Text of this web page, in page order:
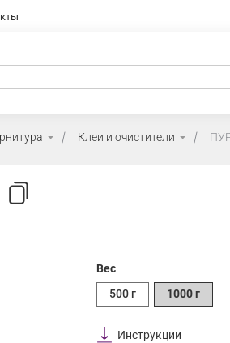
Клеи и очистители
Вес
500 г
1000 г
Инструкции